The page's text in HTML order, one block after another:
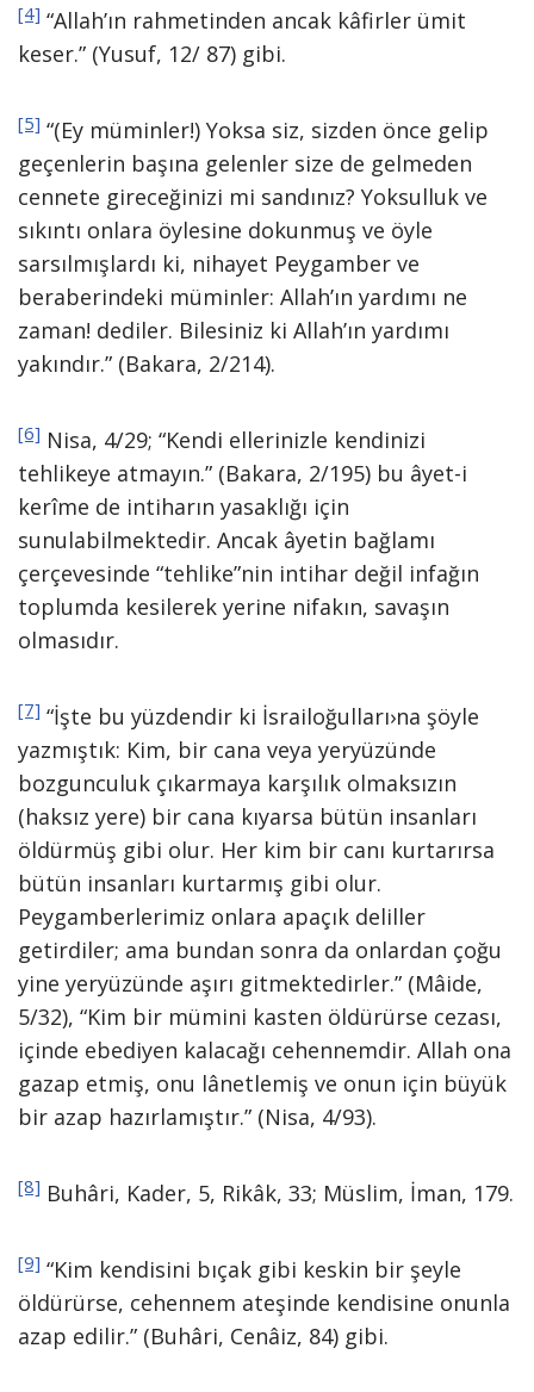
[4] “Allah’ın rahmetinden ancak kâfirler ümit
keser.” (Yusuf, 12/ 87) gibi.
[5] “(Ey müminler!) Yoksa siz, sizden önce gelip
geçenlerin başına gelenler size de gelmeden
cennete gireceğinizi mi sandınız? Yoksulluk ve
sıkıntı onlara öylesine dokunmuş ve öyle
sarsılmışlardı ki, nihayet Peygamber ve
beraberindeki müminler: Allah’ın yardımı ne
zaman! dediler. Bilesiniz ki Allah’ın yardımı
yakındır.” (Bakara, 2/214).
[6] Nisa, 4/29; “Kendi ellerinizle kendinizi
tehlikeye atmayın.” (Bakara, 2/195) bu âyet-i
kerîme de intiharın yasaklığı için
sunulabilmektedir. Ancak âyetin bağlamı
çerçevesinde “tehlike”nin intihar değil infağın
toplumda kesilerek yerine nifakın, savaşın
olmasıdır.
[7] “İşte bu yüzdendir ki İsrailoğulları›na şöyle
yazmıştık: Kim, bir cana veya yeryüzünde
bozgunculuk çıkarmaya karşılık olmaksızın
(haksız yere) bir cana kıyarsa bütün insanları
öldürmüş gibi olur. Her kim bir canı kurtarırsa
bütün insanları kurtarmış gibi olur.
Peygamberlerimiz onlara apaçık deliller
getirdiler; ama bundan sonra da onlardan çoğu
yine yeryüzünde aşırı gitmektedirler.” (Mâide,
5/32), “Kim bir mümini kasten öldürürse cezası,
içinde ebediyen kalacağı cehennemdir. Allah ona
gazap etmiş, onu lânetlemiş ve onun için büyük
bir azap hazırlamıştır.” (Nisa, 4/93).
[8] Buhâri, Kader, 5, Rikâk, 33; Müslim, İman, 179.
[9] “Kim kendisini bıçak gibi keskin bir şeyle
öldürürse, cehennem ateşinde kendisine onunla
azap edilir.” (Buhâri, Cenâiz, 84) gibi.